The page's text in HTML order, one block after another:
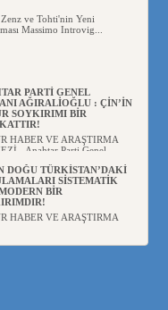
ve Tohti'nin Yeni
Massimo Introvig...
PARTİ GENEL
AĞIRALİOĞLU : ÇİN’İN
SOYKIRIMI BİR
HABER VE ARAŞTIRMA
Anahtar Parti Genel
DOĞU TÜRKİSTAN’DAKİ
SİSTEMATİK
BİR
HABER VE ARAŞTIRMA
AKADEMİSİ BAŞKANI